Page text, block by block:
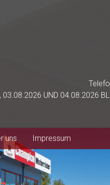
03.08.2026 UND 04.08.2026
uns Impressum